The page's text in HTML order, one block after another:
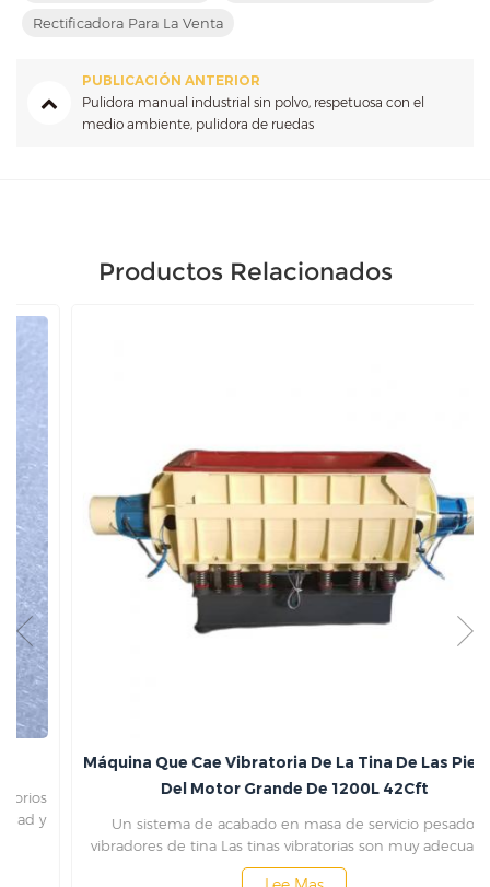
Rectificadora Para La Venta
PUBLICACIÓN ANTERIOR
Pulidora manual industrial sin polvo, respetuosa con el
medio ambiente, pulidora de ruedas
Productos Relacionados
Máquina Que Cae Vibratoria De La Tina De Las Piezas
Del Motor Grande De 1200L 42Cft
Un sistema de acabado en masa de servicio pesado:
vibradores de tina Las tinas vibratorias son muy adecuadas
para procesar piezas de trabajo más largas, más grandes y